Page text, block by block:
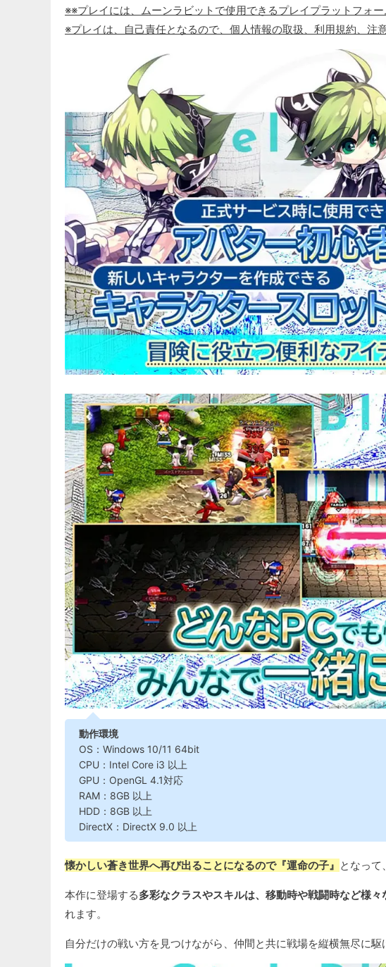
※※プレイには、ムーンラビットで使用できるプレイプラットフォ
※プレイは、自己責任となるので、個人情報の取扱、利用規約、注
動作環境
OS：Windows 10/11 64bit
CPU：Intel Core i3 以上
GPU：OpenGL 4.1対応
RAM：8GB 以上
HDD：8GB 以上
DirectX：DirectX 9.0 以上
懐かしい蒼き世界へ再び出ることになるので『運命の子』 となって
本作に登場する多彩なクラスやスキルは、移動時や戦闘時など様
れます。
自分だけの戦い方を見つけながら、仲間と共に戦場を縦横無尽に